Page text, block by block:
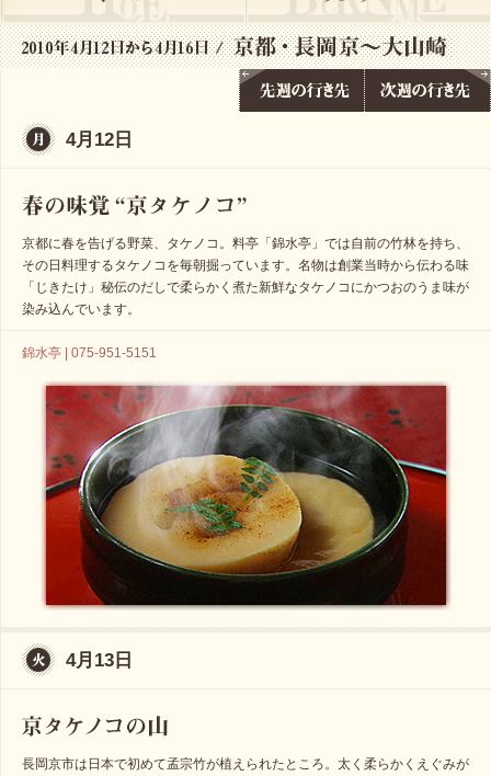
4月12日
京都に春を告げる野菜、タケノコ。料亭「錦水亭」では自前の竹林を持ち、
その日料理するタケノコを毎朝掘っています。名物は創業当時から伝わる味
「じきたけ」秘伝のだしで柔らかく煮た新鮮なタケノコにかつおのうま味が
染み込んでいます。
錦水亭 | 075-951-5151
4月13日
長岡京市は日本で初めて孟宗竹が植えられたところ。太く柔らかくえぐみが